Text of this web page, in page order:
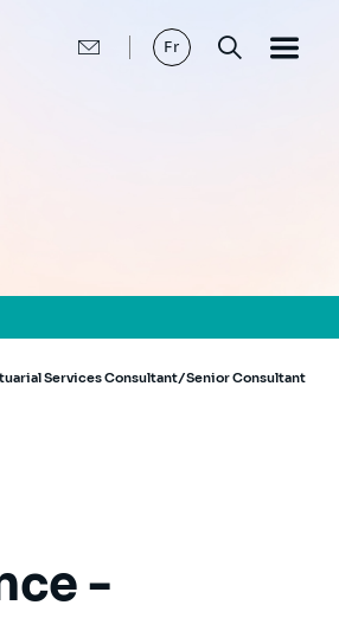
Fr
Services Consultant/Senior Consultant
-